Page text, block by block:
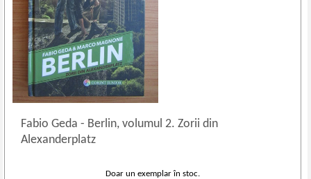
Fabio Geda- Berlin, volumul 2. Zorii din
Alexanderplatz
Doar un exemplar în stoc.